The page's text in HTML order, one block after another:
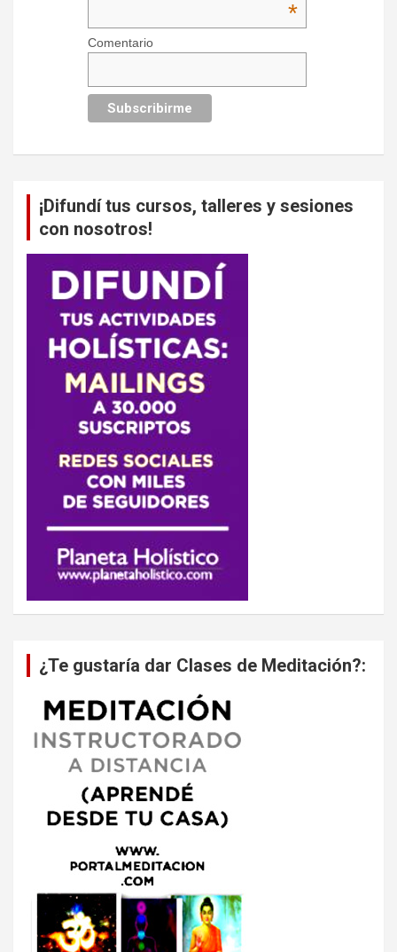
*
Comentario
¡Difundí tus cursos, talleres y sesiones
con nosotros!
¿Te gustaría dar Clases de Meditación?: